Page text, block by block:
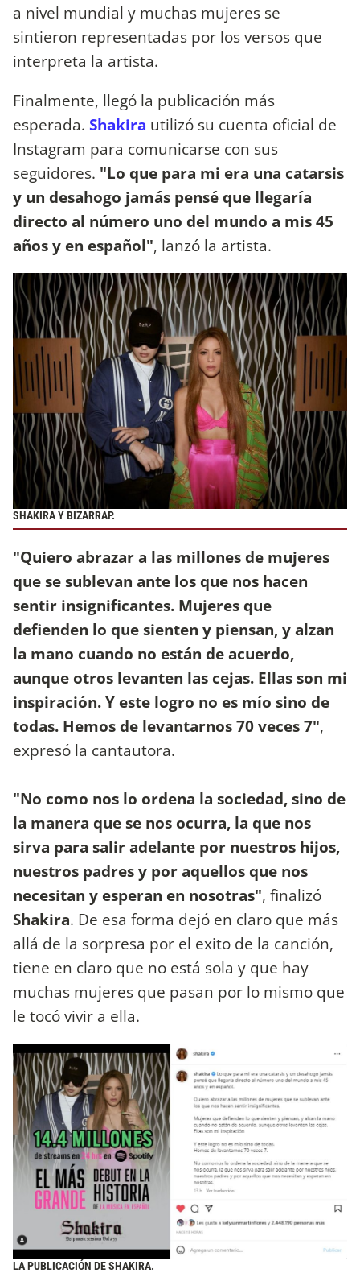
a nivel mundial y muchas mujeres se
sintieron representadas por los versos que
interpreta la artista.
Finalmente, llegó la publicación más
esperada. Shakira utilizó su cuenta oficial de
Instagram para comunicarse con sus
seguidores. "Lo que para mi era una catarsis
y un desahogo jamás pensé que llegaría
directo al número uno del mundo a mis 45
años y en español", lanzó la artista.
SHAKIRA Y BIZARRAP.
"Quiero abrazar a las millones de mujeres
que se sublevan ante los que nos hacen
sentir insignificantes. Mujeres que
defienden lo que sienten y piensan, y alzan
la mano cuando no están de acuerdo,
aunque otros levanten las cejas. Ellas son mi
inspiración. Y este logro no es mío sino de
todas. Hemos de levantarnos 70 veces 7",
expresó la cantautora.
"No como nos lo ordena la sociedad, sino de
la manera que se nos ocurra, la que nos
sirva para salir adelante por nuestros hijos,
nuestros padres y por aquellos que nos
necesitan y esperan en nosotras", finalizó
Shakira. De esa forma dejó en claro que más
allá de la sorpresa por el exito de la canción,
tiene en claro que no está sola y que hay
muchas mujeres que pasan por lo mismo que
le tocó vivir a ella.
LA PUBLICACIÓN DE SHAKIRA.